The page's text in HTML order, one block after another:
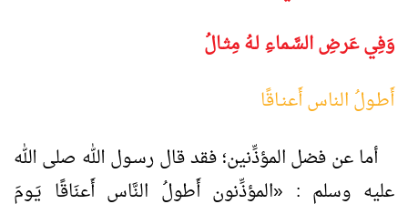
وَفِي عَرضِ السَّـماءِ لـهُ مِثـالُ
أَطـولُ الناس أَعنـاقًا
أما عن فضل المؤذِّنين؛ فقد قال رسـول الله صلى الله
عليه وسلم : «المؤذِّنون أَطولُ النَّاس أَعنَاقًا يَـومَ